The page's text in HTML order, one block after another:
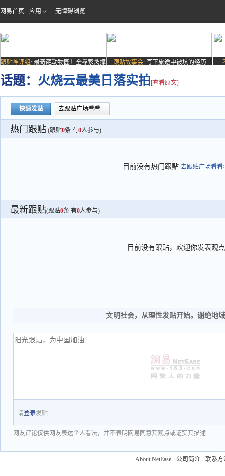
网易首页 应用 无障碍浏览
跟贴神评组: 最奇葩动物园！全靠家禽撑
场子
跟贴故事会: 写下旅途中被坑的经历
话题： 火烧云最美日落实拍[查看原文]
快速发贴 去跟贴广场看看
热门跟贴 (跟贴0条 有0人参与)
目前没有热门跟贴 去跟贴广场看看
最新跟贴(跟贴0条 有0人参与)
目前没有跟贴，欢迎你发表观点
文明社会，从理性发贴开始。谢绝地
请登录发贴
网友评论仅供网友表达个人看法，并不表明网易同意其观点或证实其描述
About NetEase - 公司简介 - 联系方